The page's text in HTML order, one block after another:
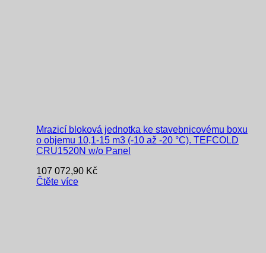
Mrazicí bloková jednotka ke stavebnicovému boxu
o objemu 10,1-15 m3 (-10 až -20 °C). TEFCOLD
CRU1520N w/o Panel
107 072,90 Kč
Čtěte více